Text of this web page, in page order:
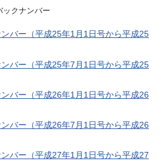
ックナンバー
バー（平成25年1月1日号から平成25
バー（平成25年7月1日号から平成25
バー（平成26年1月1日号から平成26
バー（平成26年7月1日号から平成26
バー（平成27年1月1日号から平成27